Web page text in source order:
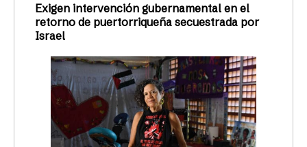
Exigen intervención gubernamental en el
retorno de puertorriqueña secuestrada por
Israel